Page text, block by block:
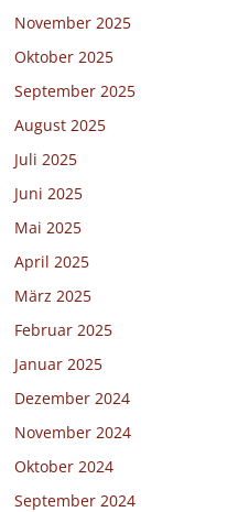
November 2025
Oktober 2025
September 2025
August 2025
Juli 2025
Juni 2025
Mai 2025
April 2025
März 2025
Februar 2025
Januar 2025
Dezember 2024
November 2024
Oktober 2024
September 2024